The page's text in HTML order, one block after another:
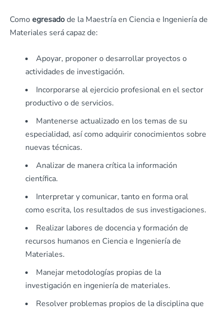
Como egresadode la Maestría en Ciencia e Ingeniería de
Materiales será capaz de:
Apoyar, proponer o desarrollar proyectos o
actividades de investigación.
Incorporarse al ejercicio profesional en el sector
productivo o de servicios.
Mantenerse actualizado en los temas de su
especialidad, así como adquirir conocimientos sobre
nuevas técnicas.
Analizar de manera crítica la información
científica.
Interpretar y comunicar, tanto en forma oral
como escrita, los resultados de sus investigaciones.
Realizar labores de docencia y formación de
recursos humanos en Ciencia e Ingeniería de
Materiales.
Manejar metodologías propias de la
investigación en ingeniería de materiales.
Resolver problemas propios de la disciplina que